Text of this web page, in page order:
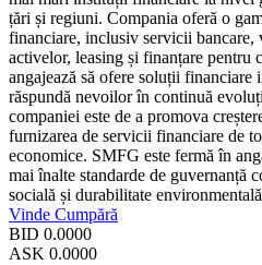
țări și regiuni. Compania oferă o
financiare, inclusiv servicii bancare,
activelor, leasing și finanțare pentru
angajează să ofere soluții financiare
răspundă nevoilor în continuă
companiei este de a promova
furnizarea de servicii financiare de
economice. SMFG este fermă în
mai înalte standarde de guvernanță
socială și durabilitate
Vinde Cumpără
BID 0.0000
ASK 0.0000